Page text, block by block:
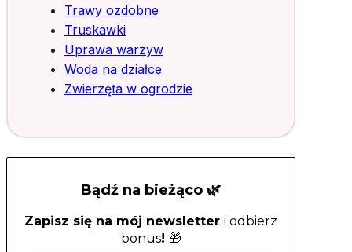
Trawy ozdobne
Truskawki
Uprawa warzyw
Woda na działce
Zwierzęta w ogrodzie
Bądź na bieżąco 🌿
Zapisz się na mój newsletter i odbierz
bonus! 🎁